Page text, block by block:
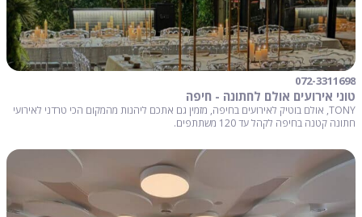
072-3311698
טוני אירועים אולם לחתונה - חיפה
TONY, אולם בוטיק לאירועים בחיפה, מזמין גם אתכם ליהנות מהמקום הכי טרדני לאירועי
חתונה קטנה בחיפה לקהל עד 120 משתתפים.